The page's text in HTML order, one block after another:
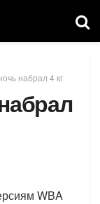
набрал 4 кг
WBA